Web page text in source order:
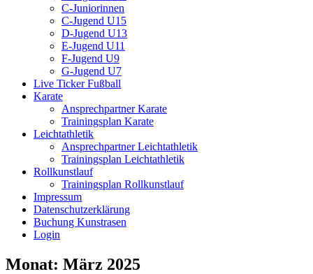
C-Juniorinnen
C-Jugend U15
D-Jugend U13
E-Jugend U11
F-Jugend U9
G-Jugend U7
Live Ticker Fußball
Karate
Ansprechpartner Karate
Trainingsplan Karate
Leichtathletik
Ansprechpartner Leichtathletik
Trainingsplan Leichtathletik
Rollkunstlauf
Trainingsplan Rollkunstlauf
Impressum
Datenschutzerklärung
Buchung Kunstrasen
Login
Monat: März 2025